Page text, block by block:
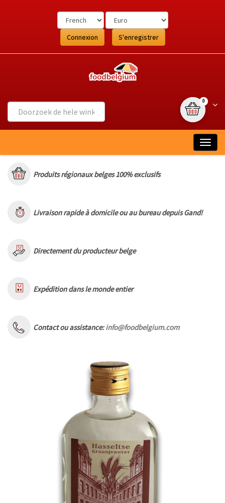
Connexion S'enregistrer
0{0}
Produits régionaux belges 100% exclusifs
Livraison rapide à domicile ou au bureau depuis Gand!
Directement du producteur belge
Expédition dans le monde entier
Contact ou assistance:info@foodbelgium.com